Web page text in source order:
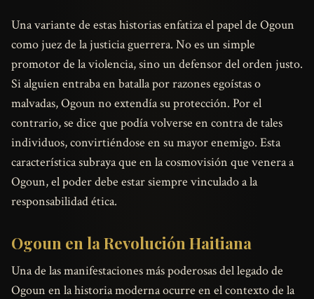
Una variante de estas historias enfatiza el papel de Ogoun
como juez de la justicia guerrera. No es un simple
promotor de la violencia, sino un defensor del orden justo.
Si alguien entraba en batalla por razones egoístas o
malvadas, Ogoun no extendía su protección. Por el
contrario, se dice que podía volverse en contra de tales
individuos, convirtiéndose en su mayor enemigo. Esta
característica subraya que en la cosmovisión que venera a
Ogoun, el poder debe estar siempre vinculado a la
responsabilidad ética.
Ogoun en la Revolución Haitiana
Una de las manifestaciones más poderosas del legado de
Ogoun en la historia moderna ocurre en el contexto de la